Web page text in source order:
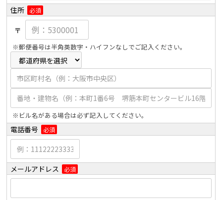
住所 必須
〒
※郵便番号は半角英数字・ハイフンなしでご記入ください。
※ビル名がある場合は必ず記入してください。
電話番号 必須
メールアドレス 必須